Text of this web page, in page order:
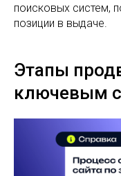
поисковых систем,
позиции в выдаче.
Этапы
ключевым